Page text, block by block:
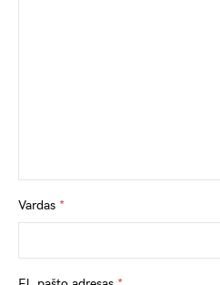
Vardas *